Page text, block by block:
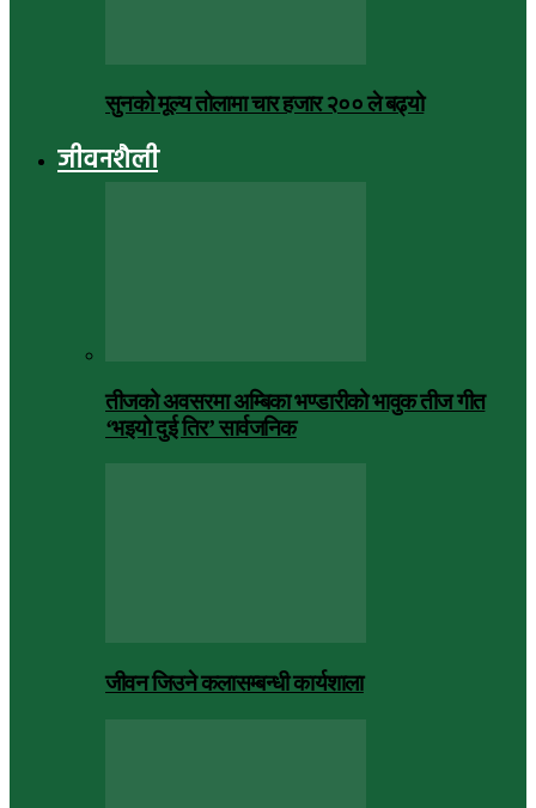
सुनको मूल्य तोलामा चार हजार २०० ले बढ्यो
जीवनशैली
तीजको अवसरमा अम्बिका भण्डारीको भावुक तीज गीत
‘भइयो दुई तिर’ सार्वजनिक
जीवन जिउने कलासम्बन्धी कार्यशाला